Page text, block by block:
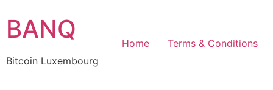
to
content
BANQ
Bitcoin Luxembourg
Home Terms & Conditions